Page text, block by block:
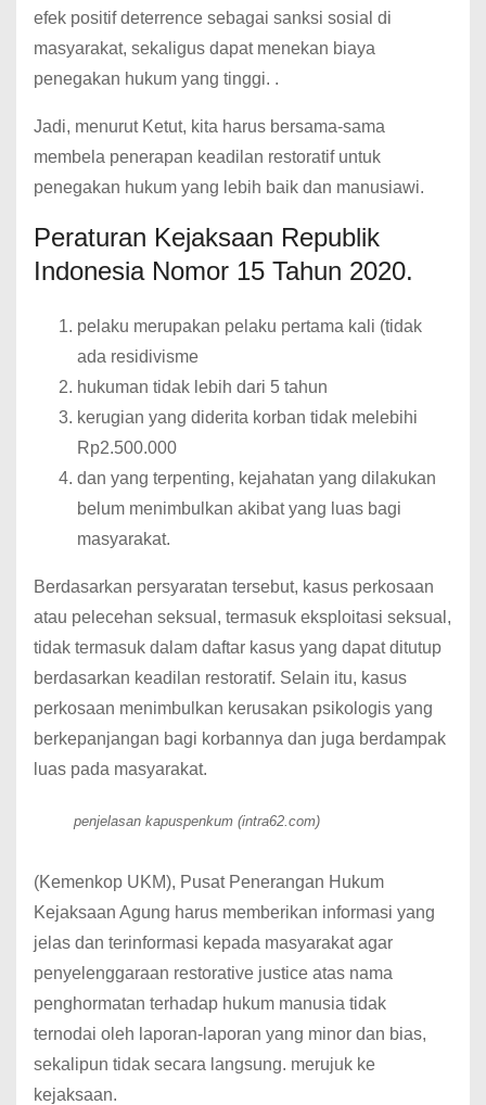
efek positif deterrence sebagai sanksi sosial di
masyarakat, sekaligus dapat menekan biaya
penegakan hukum yang tinggi. .
Jadi, menurut Ketut, kita harus bersama-sama
membela penerapan keadilan restoratif untuk
penegakan hukum yang lebih baik dan manusiawi.
Peraturan Kejaksaan Republik
Indonesia Nomor 15 Tahun 2020.
pelaku merupakan pelaku pertama kali (tidak
ada residivisme
hukuman tidak lebih dari 5 tahun
kerugian yang diderita korban tidak melebihi
Rp2.500.000
dan yang terpenting, kejahatan yang dilakukan
belum menimbulkan akibat yang luas bagi
masyarakat.
Berdasarkan persyaratan tersebut, kasus perkosaan
atau pelecehan seksual, termasuk eksploitasi seksual,
tidak termasuk dalam daftar kasus yang dapat ditutup
berdasarkan keadilan restoratif. Selain itu, kasus
perkosaan menimbulkan kerusakan psikologis yang
berkepanjangan bagi korbannya dan juga berdampak
luas pada masyarakat.
penjelasan kapuspenkum (intra62.com)
(Kemenkop UKM), Pusat Penerangan Hukum
Kejaksaan Agung harus memberikan informasi yang
jelas dan terinformasi kepada masyarakat agar
penyelenggaraan restorative justice atas nama
penghormatan terhadap hukum manusia tidak
ternodai oleh laporan-laporan yang minor dan bias,
sekalipun tidak secara langsung. merujuk ke
kejaksaan.